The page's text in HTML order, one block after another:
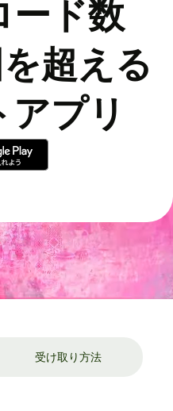
ード数
超える
アプリ
受け取り方法